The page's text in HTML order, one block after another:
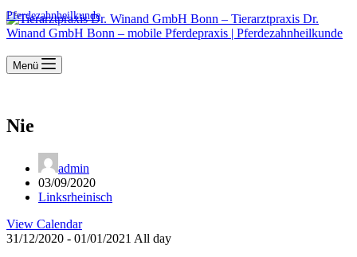
Pferdezahnheilkunde
Menü
Nie
admin
03/09/2020
Linksrheinisch
View Calendar
31/12/2020 - 01/01/2021 All day